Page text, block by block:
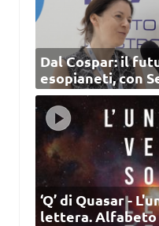
Dal Cospar: il
esopianeti, con
‘Q’ di Quasar -
lettera. Alfabeto